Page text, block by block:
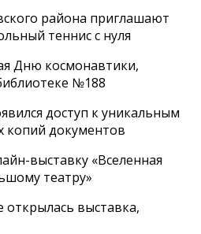
района приглашают
теннис с нуля
Дню космонавтики,
№188
доступ к уникальным
копий документов
выставку «Вселенная
театру»
выставка,